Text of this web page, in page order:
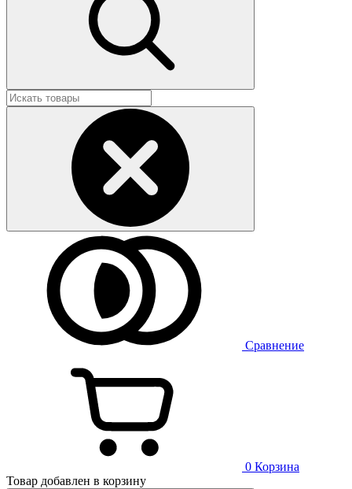
Сравнение
0 Корзина
Товар добавлен в корзину